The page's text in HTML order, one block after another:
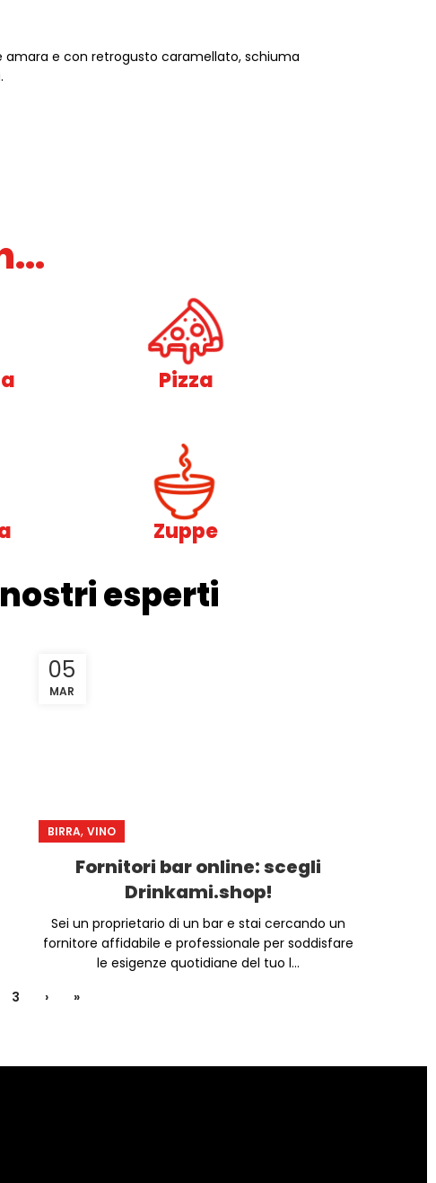
amara e con retrogusto caramellato, schiuma
Pizza
Zuppe
esperti
05
MAR
BIRRA, VINO
Fornitori bar online: scegli
Drinkami.shop!
Sei un proprietario di un bar e stai cercando un
fornitore affidabile e professionale per soddisfare
le esigenze quotidiane del tuo l...
3 › »